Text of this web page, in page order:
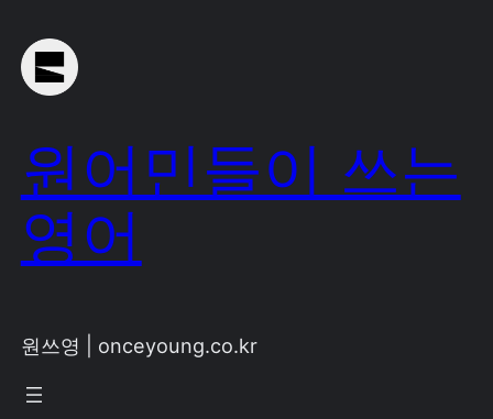
to
content
원어민들이 쓰는
영어
원쓰영 | onceyoung.co.kr